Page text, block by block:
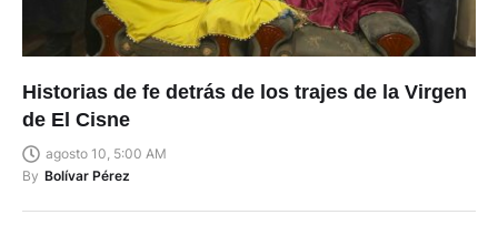
de El Cisne
agosto 10, 5:00 AM
By Bolívar Pérez